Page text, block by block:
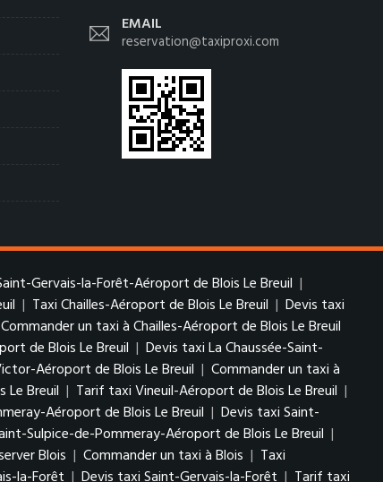
EMAIL
reservation@taxiproxi.com
Gervais-la-Forêt-Aéroport de Blois Le Breuil |
| Taxi Chailles-Aéroport de Blois Le Breuil | Devis taxi
Commander un taxi à Chailles-Aéroport de Blois Le Breuil
de Blois Le Breuil | Devis taxi La Chaussée-Saint-
Aéroport de Blois Le Breuil | Commander un taxi à
Le Breuil | Tarif taxi Vineuil-Aéroport de Blois Le Breuil |
Aéroport de Blois Le Breuil | Devis taxi Saint-
Sulpice-de-Pommeray-Aéroport de Blois Le Breuil |
Blois | Commander un taxi à Blois | Taxi